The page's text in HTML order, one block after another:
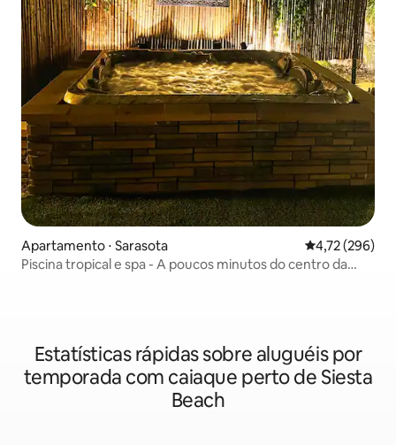
Apartamento ⋅ Sarasota 4,72 de uma
4,72 (296)
Piscina tropical e spa - A poucos minutos do centro da
Estatísticas rápidas sobre aluguéis por
temporada com caiaque perto de Siesta
Beach